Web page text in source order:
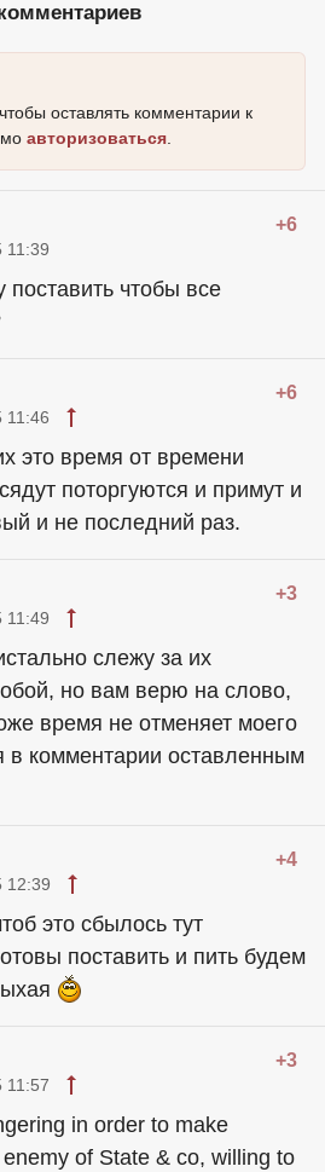
оставлять комментарии к
авторизоваться.
+6
11:39
поставить чтобы все
+6
11:46
это время от времени
поторгуются и примут и
и не последний раз.
+3
11:49
слежу за их
но вам верю на слово,
время не отменяет моего
в комментарии оставленным
+4
12:39
это сбылось тут
поставить и пить будем
+3
11:57
in order to make
of State & co, willing to